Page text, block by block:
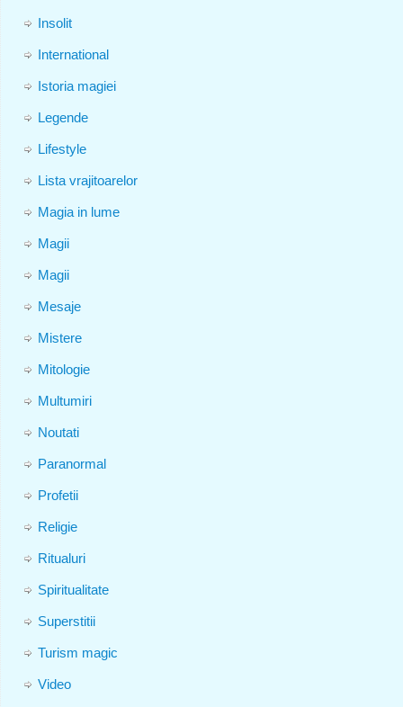
Insolit
International
Istoria magiei
Legende
Lifestyle
Lista vrajitoarelor
Magia in lume
Magii
Magii
Mesaje
Mistere
Mitologie
Multumiri
Noutati
Paranormal
Profetii
Religie
Ritualuri
Spiritualitate
Superstitii
Turism magic
Video